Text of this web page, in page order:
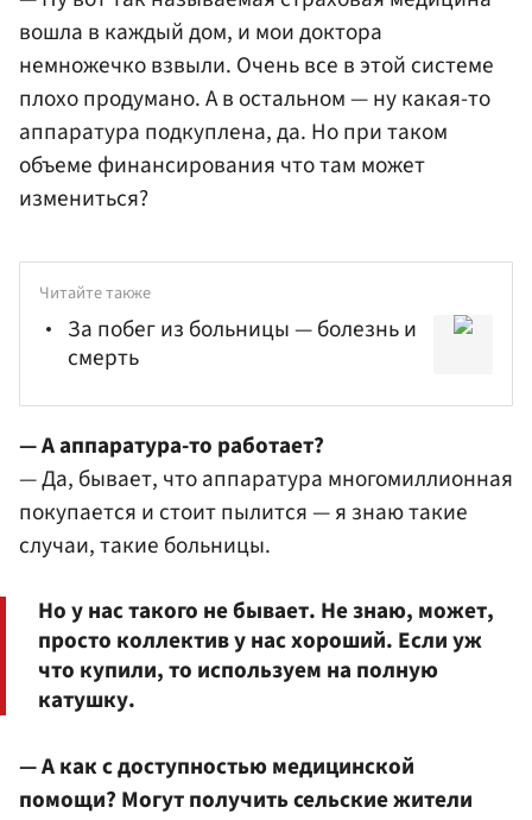
вошла в каждый дом, и мои доктора
немножечко взвыли. Очень все в этой системе
плохо продумано. А в остальном — ну какая-то
аппаратура подкуплена, да. Но при таком
объеме финансирования что там может
измениться?
Читайте также
За побег из больницы — болезнь и
смерть
— А аппаратура-то работает?
— Да, бывает, что аппаратура многомиллионная
покупается и стоит пылится — я знаю такие
случаи, такие больницы.
Но у нас такого не бывает. Не знаю, может,
просто коллектив у нас хороший. Если уж
что купили, то используем на полную
катушку.
— А как с доступностью медицинской
помощи? Могут получить сельские жители